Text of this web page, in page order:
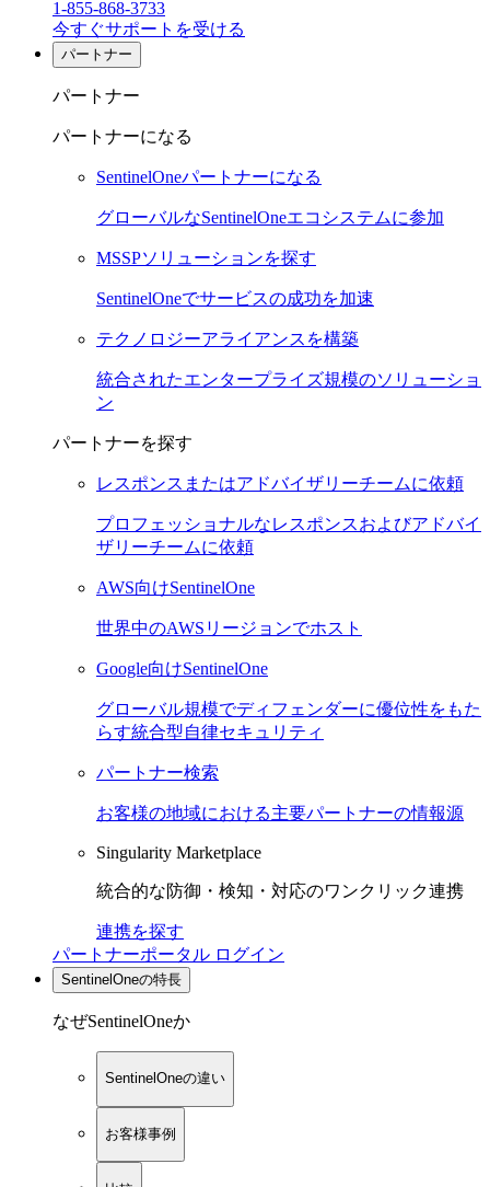
1-855-868-3733
今すぐサポートを受ける
パートナー
パートナー
パートナーになる
SentinelOneパートナーになる
グローバルなSentinelOneエコシステムに参加
MSSPソリューションを探す
SentinelOneでサービスの成功を加速
テクノロジーアライアンスを構築
統合されたエンタープライズ規模のソリューショ
ン
パートナーを探す
レスポンスまたはアドバイザリーチームに依頼
プロフェッショナルなレスポンスおよびアドバイ
ザリーチームに依頼
AWS向けSentinelOne
世界中のAWSリージョンでホスト
Google向けSentinelOne
グローバル規模でディフェンダーに優位性をもた
らす統合型自律セキュリティ
パートナー検索
お客様の地域における主要パートナーの情報源
Singularity Marketplace
統合的な防御・検知・対応のワンクリック連携
連携を探す
パートナーポータル ログイン
SentinelOneの特長
なぜSentinelOneか
SentinelOneの違い
お客様事例